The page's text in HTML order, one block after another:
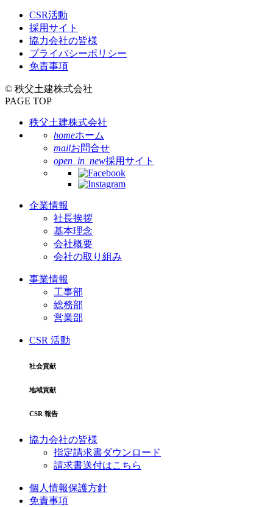
CSR活動
採用サイト
協力会社の皆様
プライバシーポリシー
免責事項
© 秩父土建株式会社
PAGE TOP
秩父土建株式会社
homeホーム
mailお問合せ
open_in_new採用サイト
企業情報
社長挨拶
基本理念
会社概要
会社の取り組み
事業情報
工事部
総務部
営業部
CSR 活動
社会貢献
地域貢献
CSR 報告
協力会社の皆様
指定請求書ダウンロード
請求書送付はこちら
個人情報保護方針
免責事項